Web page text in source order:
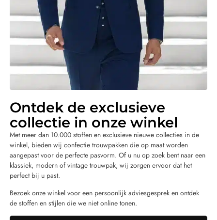
Ontdek de exclusieve
collectie in onze winkel
Met meer dan 10.000 stoffen en exclusieve nieuwe collecties in de
winkel, bieden wij confectie trouwpakken die op maat worden
aangepast voor de perfecte pasvorm. Of u nu op zoek bent naar een
klassiek, modern of vintage trouwpak, wij zorgen ervoor dat het
perfect bij u past.
Bezoek onze winkel voor een persoonlijk adviesgesprek en ontdek
de stoffen en stijlen die we niet online tonen.